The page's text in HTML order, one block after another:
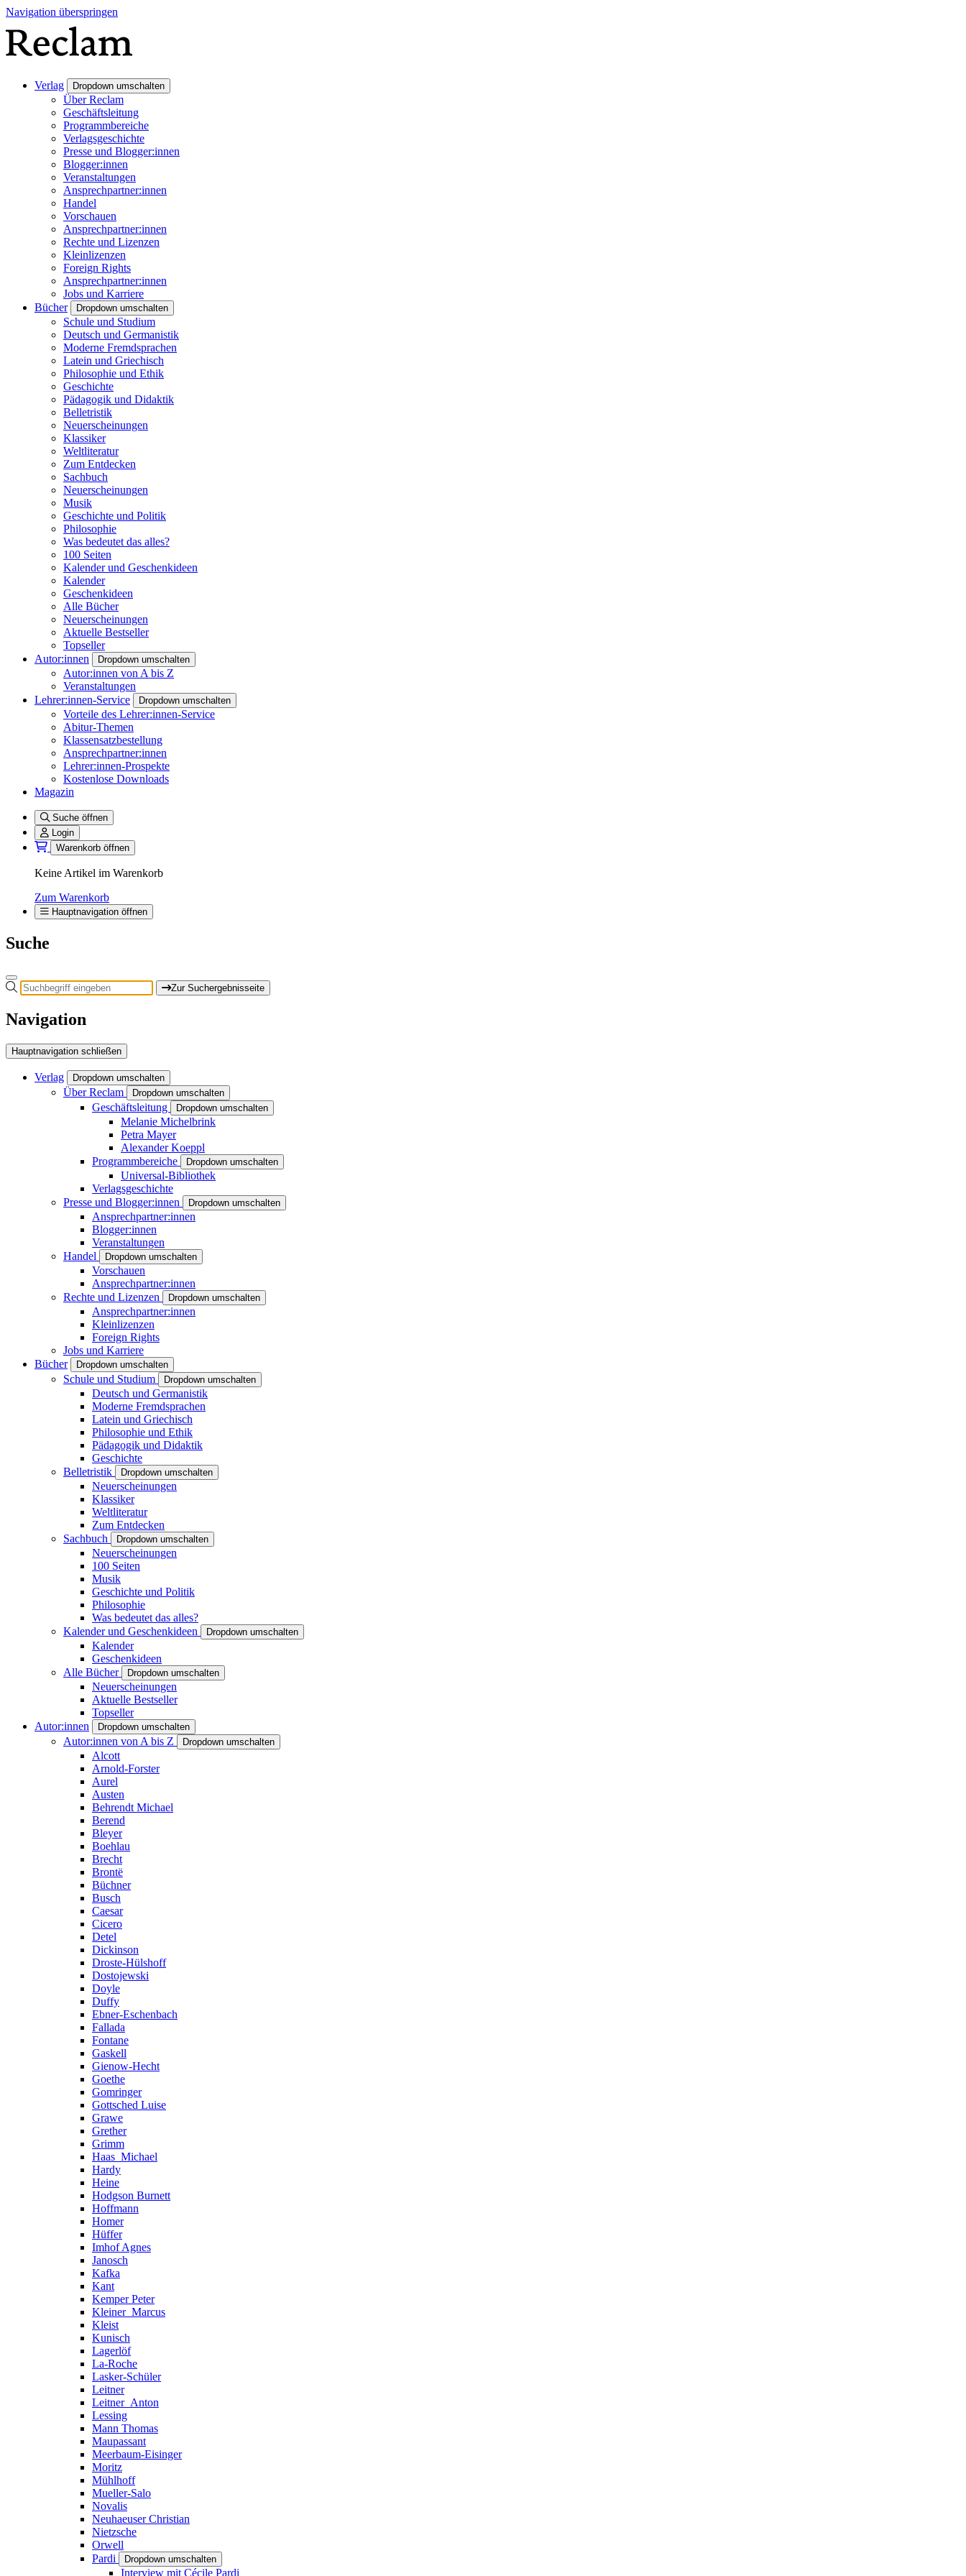
Navigation überspringen
Verlag Dropdown umschalten
Über Reclam
Geschäftsleitung
Programmbereiche
Verlagsgeschichte
Presse und Blogger:innen
Blogger:innen
Veranstaltungen
Ansprechpartner:innen
Handel
Vorschauen
Ansprechpartner:innen
Rechte und Lizenzen
Kleinlizenzen
Foreign Rights
Ansprechpartner:innen
Jobs und Karriere
Bücher
Dropdown umschalten
Schule und Studium
Deutsch und Germanistik
Moderne Fremdsprachen
Latein und Griechisch
Philosophie und Ethik
Geschichte
Pädagogik und Didaktik
Belletristik
Neuerscheinungen
Klassiker
Weltliteratur
Zum Entdecken
Sachbuch
Neuerscheinungen
Musik
Geschichte und Politik
Philosophie
Was bedeutet das alles?
100 Seiten
Kalender und Geschenkideen
Kalender
Geschenkideen
Alle Bücher
Neuerscheinungen
Aktuelle Bestseller
Topseller
Autor:innen
Dropdown umschalten
Autor:innen von A bis Z
Veranstaltungen
Lehrer:innen-Service
Dropdown umschalten
Vorteile des Lehrer:innen-Service
Abitur-Themen
Klassensatzbestellung
Ansprechpartner:innen
Lehrer:innen-Prospekte
Kostenlose Downloads
Magazin
Suche öffnen
Login
Warenkorb öffnen
Keine Artikel im Warenkorb
Zum Warenkorb
Hauptnavigation öffnen
Suche
Zur Suchergebnisseite
Navigation
Hauptnavigation schließen
Verlag Dropdown umschalten
Über Reclam Dropdown umschalten
Geschäftsleitung Dropdown umschalten
Melanie Michelbrink
Petra Mayer
Alexander Koeppl
Programmbereiche
Dropdown umschalten
Universal-Bibliothek
Verlagsgeschichte
Presse und Blogger:innen
Dropdown umschalten
Ansprechpartner:innen
Blogger:innen
Veranstaltungen
Handel
Dropdown umschalten
Vorschauen
Ansprechpartner:innen
Rechte und Lizenzen
Dropdown umschalten
Ansprechpartner:innen
Kleinlizenzen
Foreign Rights
Jobs und Karriere
Bücher
Dropdown umschalten
Schule und Studium Dropdown umschalten
Deutsch und Germanistik
Moderne Fremdsprachen
Latein und Griechisch
Philosophie und Ethik
Pädagogik und Didaktik
Geschichte
Belletristik
Dropdown umschalten
Neuerscheinungen
Klassiker
Weltliteratur
Zum Entdecken
Sachbuch
Dropdown umschalten
Neuerscheinungen
100 Seiten
Musik
Geschichte und Politik
Philosophie
Was bedeutet das alles?
Kalender und Geschenkideen
Dropdown umschalten
Kalender
Geschenkideen
Alle Bücher
Dropdown umschalten
Neuerscheinungen
Aktuelle Bestseller
Topseller
Autor:innen
Dropdown umschalten
Autor:innen von A bis Z Dropdown umschalten
Alcott
Arnold-Forster
Aurel
Austen
Behrendt Michael
Berend
Bleyer
Boehlau
Brecht
Brontë
Büchner
Busch
Caesar
Cicero
Detel
Dickinson
Droste-Hülshoff
Dostojewski
Doyle
Duffy
Ebner-Eschenbach
Fallada
Fontane
Gaskell
Gienow-Hecht
Goethe
Gomringer
Gottsched Luise
Grawe
Grether
Grimm
Haas_Michael
Hardy
Heine
Hodgson Burnett
Hoffmann
Homer
Hüffer
Imhof Agnes
Janosch
Kafka
Kant
Kemper Peter
Kleiner_Marcus
Kleist
Kunisch
Lagerlöf
La-Roche
Lasker-Schüler
Leitner
Leitner_Anton
Lessing
Mann Thomas
Maupassant
Meerbaum-Eisinger
Moritz
Mühlhoff
Mueller-Salo
Novalis
Neuhaeuser Christian
Nietzsche
Orwell
Pardi
Dropdown umschalten
Interview mit Cécile Pardi